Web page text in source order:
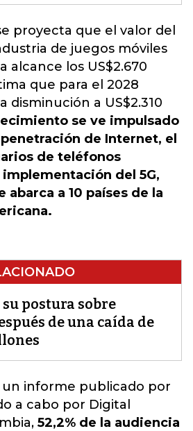
proyecta que el valor del
de juegos móviles
alcance los US$2.670
que para el 2028
disminución a US$2.310
se ve impulsado
de Internet, el
de teléfonos
del 5G,
a 10 países de la
postura sobre
de una caída de
informe publicado por
a cabo por Digital
52,2% de la audiencia